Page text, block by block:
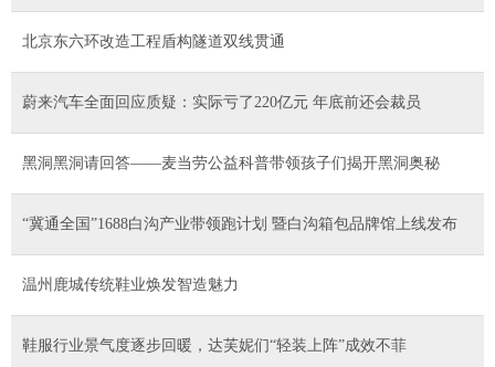
北京东六环改造工程盾构隧道双线贯通
蔚来汽车全面回应质疑：实际亏了220亿元 年底前还会裁员
黑洞黑洞请回答——麦当劳公益科普带领孩子们揭开黑洞奥秘
“冀通全国”1688白沟产业带领跑计划 暨白沟箱包品牌馆上线发布
温州鹿城传统鞋业焕发智造魅力
鞋服行业景气度逐步回暖，达芙妮们“轻装上阵”成效不菲